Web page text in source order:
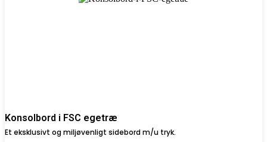
Konsolbord i FSC egetræ
Et eksklusivt og miljøvenligt sidebord m/u tryk.